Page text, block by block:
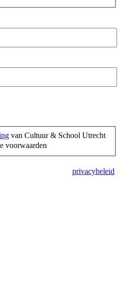
van Cultuur & School Utrecht
voorwaarden
privacybeleid